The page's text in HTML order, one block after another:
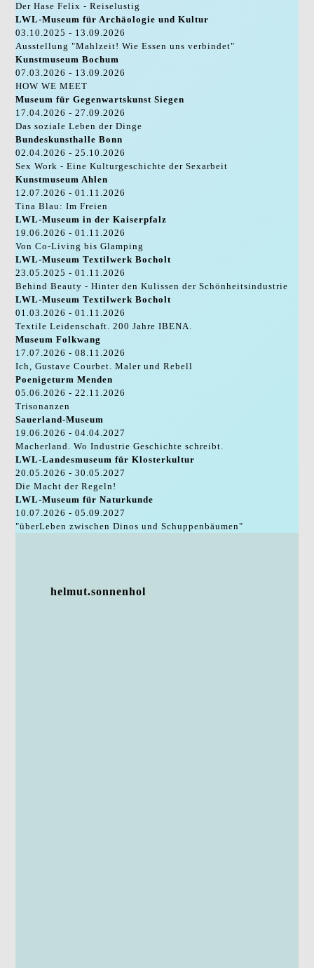
Der Hase Felix - Reiselustig
LWL-Museum für Archäologie und Kultur
03.10.2025 - 13.09.2026
Ausstellung "Mahlzeit! Wie Essen uns verbindet"
Kunstmuseum Bochum
07.03.2026 - 13.09.2026
HOW WE MEET
Museum für Gegenwartskunst Siegen
17.04.2026 - 27.09.2026
Das soziale Leben der Dinge
Bundeskunsthalle Bonn
02.04.2026 - 25.10.2026
Sex Work - Eine Kulturgeschichte der Sexarbeit
Kunstmuseum Ahlen
12.07.2026 - 01.11.2026
Tina Blau: Im Freien
LWL-Museum in der Kaiserpfalz
19.06.2026 - 01.11.2026
Von Co-Living bis Glamping
LWL-Museum Textilwerk Bocholt
23.05.2025 - 01.11.2026
Behind Beauty - Hinter den Kulissen der Schönheitsindustrie
LWL-Museum Textilwerk Bocholt
01.03.2026 - 01.11.2026
Textile Leidenschaft. 200 Jahre IBENA.
Museum Folkwang
17.07.2026 - 08.11.2026
Ich, Gustave Courbet. Maler und Rebell
Poenigeturm Menden
05.06.2026 - 22.11.2026
Trisonanzen
Sauerland-Museum
19.06.2026 - 04.04.2027
Macherland. Wo Industrie Geschichte schreibt.
LWL-Landesmuseum für Klosterkultur
20.05.2026 - 30.05.2027
Die Macht der Regeln!
LWL-Museum für Naturkunde
10.07.2026 - 05.09.2027
"überLeben zwischen Dinos und Schuppenbäumen"
helmut.sonnenhol